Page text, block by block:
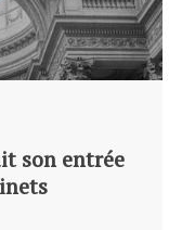
son entrée